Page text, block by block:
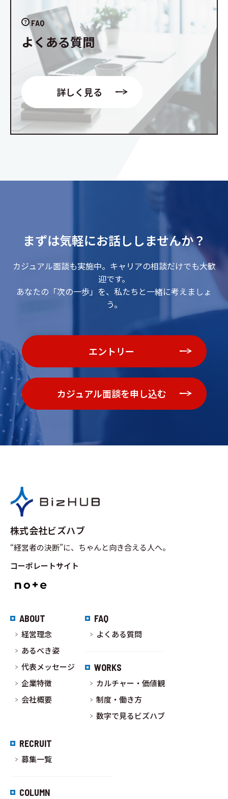
FAQ
よくある質問
詳しく見る
まずは気軽にお話ししませんか？
カジュアル面談も実施中。キャリアの相談だけでも大歓
迎です。
あなたの「次の一歩」を、私たちと一緒に考えましょ
う。
エントリー
カジュアル面談を申し込む
株式会社ビズハブ
“経営者の決断”に、ちゃんと向き合える人へ。
コーポレートサイト
ABOUT
経営理念
あるべき姿
代表メッセージ
企業特徴
会社概要
FAQ
よくある質問
WORKS
カルチャー・価値観
制度・働き方
数字で見るビズハブ
RECRUIT
募集一覧
COLUMN